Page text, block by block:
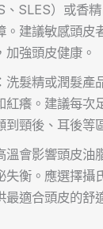
、SLES）或香
。建議敏感頭皮
加強頭皮健康。
洗髮精或潤髮產
紅癢。建議每次
到頸後、耳後等
溫會影響頭皮油
失衡。應選擇攝
最適合頭皮的舒